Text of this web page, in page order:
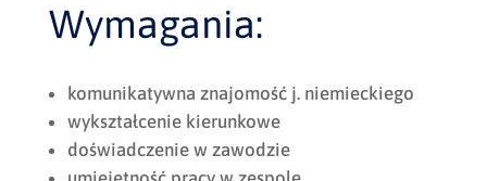
Wymagania:
komunikatywna znajomość j. niemieckiego
wykształcenie kierunkowe
doświadczenie w zawodzie